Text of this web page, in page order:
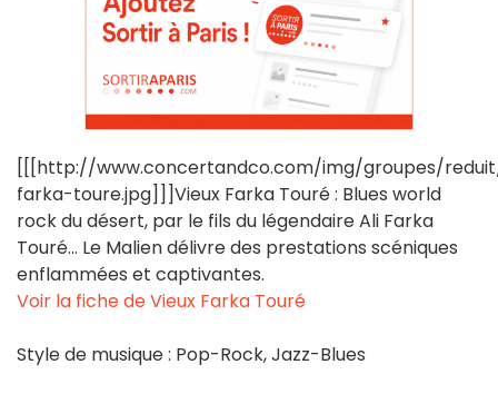
[[[http://www.concertandco.com/img/groupes/
farka-toure.jpg]]]Vieux Farka Touré : Blues world
rock du désert, par le fils du légendaire Ali Farka
Touré... Le Malien délivre des prestations scéniques
enflammées et captivantes.
Voir la fiche de Vieux Farka Touré
Style de musique : Pop-Rock, Jazz-Blues